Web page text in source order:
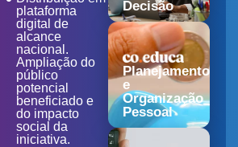
plataforma
digital de
alcance
nacional.
Ampliação do
público
potencial
beneficiado e
do impacto
social da
iniciativa.
Decisão
Planejamento
e
Organização
Pessoal